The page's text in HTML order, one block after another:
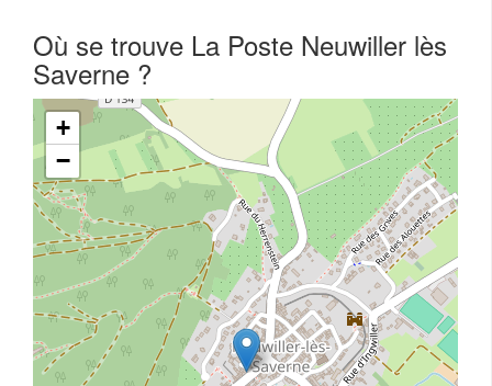
Où se trouve La Poste Neuwiller lès
Saverne ?
+
−